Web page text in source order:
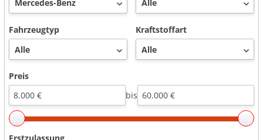
Fahrzeugtyp Kraftstoffart
Preis
bis